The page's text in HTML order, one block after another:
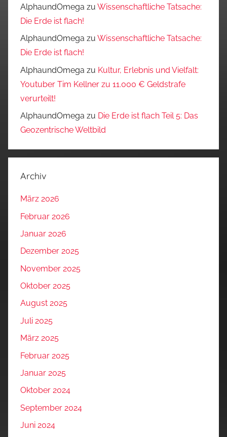
AlphaundOmega zu Wissenschaftliche Tatsache:
Die Erde ist flach!
AlphaundOmega zu Wissenschaftliche Tatsache:
Die Erde ist flach!
AlphaundOmega zu Kultur, Erlebnis und Vielfalt:
Youtuber Tim Kellner zu 11.000 € Geldstrafe
verurteilt!
AlphaundOmega zu Die Erde ist flach Teil 5: Das
Geozentrische Weltbild
Archiv
März 2026
Februar 2026
Januar 2026
Dezember 2025
November 2025
Oktober 2025
August 2025
Juli 2025
März 2025
Februar 2025
Januar 2025
Oktober 2024
September 2024
Juni 2024